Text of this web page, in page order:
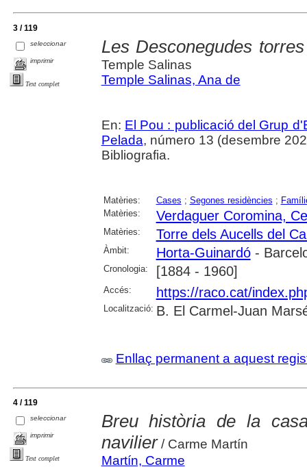
3 / 119
seleccionar
imprimir
Text complet
Les Desconegudes
Temple Salinas
Temple Salinas, Ana de
En: El Pou : publicació del Grup
Pelada, número 13 (desembre
Bibliografia.
Matèries: Cases ; Segones residències ;
Matèries:
Verdaguer Coromina,
Matèries: Torre dels Aucells del
Àmbit: Horta-Guinardó-
Cronologia: [1884 - 1960]
Accés: https://raco.cat/
Localització: B. El Carmel-Juan
Enllaç permanent a aquest
4 / 119
seleccionar
imprimir
Text complet
Breu història de la
navilier/ Carme Martín
Martín, Carme